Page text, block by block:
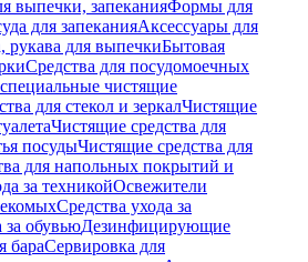
выпечки, запеканияФормы для
для запеканияАксессуары для
рукава для выпечкиБытовая
Средства для посудомоечных
чистящие
для стекол и зеркалЧистящие
Чистящие средства для
посудыЧистящие средства для
для напольных покрытий и
за техникойОсвежители
Средства ухода за
за обувьюДезинфицирующие
бараСервировка для